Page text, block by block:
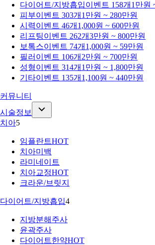
다이어트/지방흡입이벤트 158개 1만원
피부이벤트 303개 1만원 ~ 280만원
시력이벤트 46개 1,000원 ~ 600만원
리프팅이벤트 262개3만원 ~ 800만원
보톡스이벤트 74개 1,000원 ~ 59만원
필러 이벤트 106개 2만원 ~ 700만원
성형이벤트 314개 1만원 ~ 1,800만원
기타이벤트 135개 1,100원 ~ 440만원
커뮤니티
시술정보
치아5
임플란트HOT
치아미백
라미네이트
치아교정HOT
크라운/브릿지
다이어트/지방흡입4
지방분해주사
윤곽주사
다이어트한약HOT